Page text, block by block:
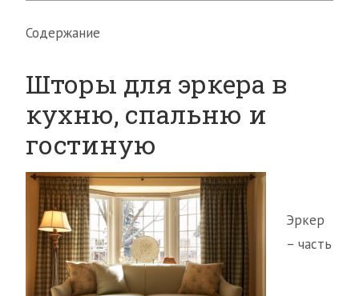
Содержание
Шторы для эркера в
кухню, спальню и
гостиную
Эркер
– часть